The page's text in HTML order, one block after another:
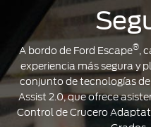
A bordo de Ford Escape® ,
experiencia más segura y
conjunto de tecnologías
Assist 2.0, que ofrece
Control de Crucero